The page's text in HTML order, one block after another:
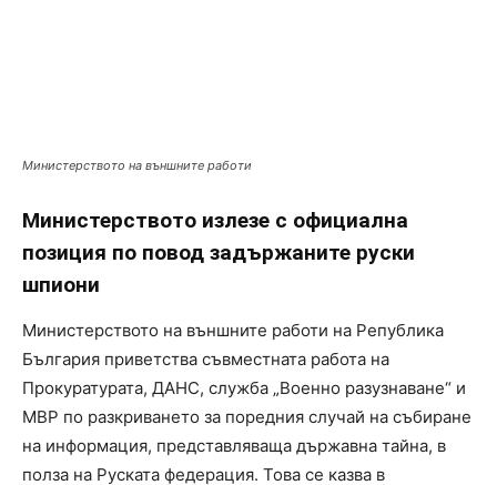
Министерството на външните работи
Министерството излезе с официална
позиция по повод задържаните руски
шпиони
Министерството на външните работи на Република
България приветства съвместната работа на
Прокуратурата, ДАНС, служба „Военно разузнаване“ и
МВР по разкриването за поредния случай на събиране
на информация, представляваща държавна тайна, в
полза на Руската федерация. Това се казва в